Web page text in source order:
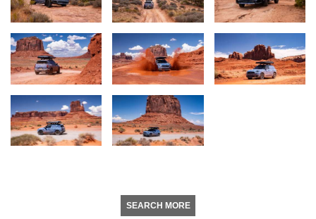
SEARCH MORE